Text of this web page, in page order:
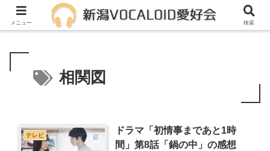
メンバー募集中！一緒に活動しませんか？
相関図
テレビ
ドラマ「初情事まであと1時
間」第8話「鍋の中」の感想
メニュー 検索